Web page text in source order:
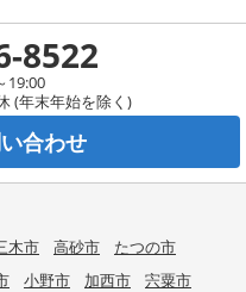
8522
19:00
(年末年始を除く)
合わせ
木市 高砂市
たつの市
小野市 加西市
宍粟市